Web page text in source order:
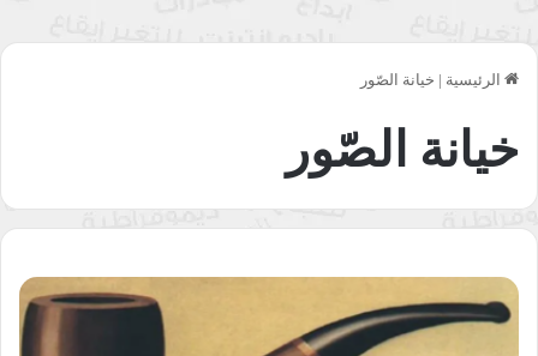
الرئيسية | خيانة الصّور
خيانة الصّور